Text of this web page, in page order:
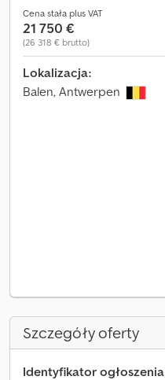
Cena stała plus VAT
21 750 €
(26 318 € brutto)
Lokalizacja:
Balen, Antwerpen
Szczegóły oferty
Identyfikator